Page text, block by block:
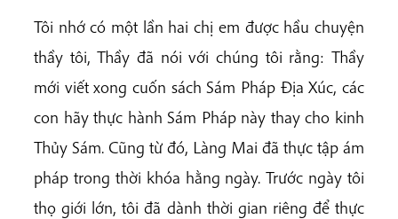
Tôi nhớ có một lần hai chị em được hầu chuyện
thầy tôi, Thầy đã nói với chúng tôi rằng: Thầy
mới viết xong cuốn sách Sám Pháp Địa Xúc, các
con hãy thực hành Sám Pháp này thay cho kinh
Thủy Sám. Cũng từ đó, Làng Mai đã thực tập ám
pháp trong thời khóa hằng ngày. Trước ngày tôi
thọ giới lớn, tôi đã dành thời gian riêng để thực